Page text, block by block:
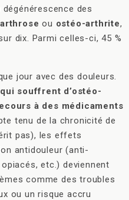
des
arthrose ou ostéo-arthrite,
dix. Parmi celles-ci, 45 %
jour avec des douleurs.
souffrent d’ostéo-
à des médicaments
tenu de la chronicité de
pas), les effets
antidouleur (anti-
etc.) deviennent
comme des troubles
ou un risque accru